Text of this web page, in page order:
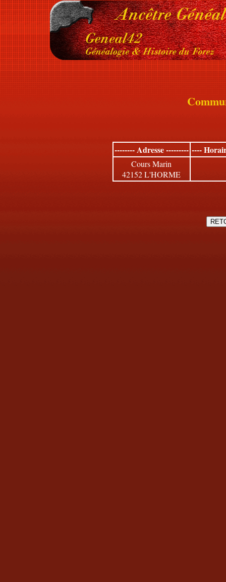
-------- Adresse --------- ----
Cours Marin
42152 L'HORME